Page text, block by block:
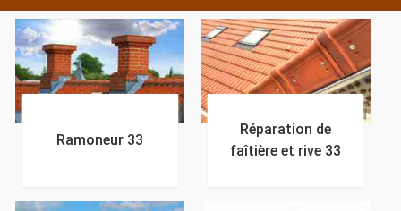
Ramoneur 33
Réparation de
faîtière et rive 33